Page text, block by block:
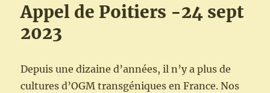
Appel de Poitiers -24 sept
2023
Depuis une dizaine d’années, il n’y a plus de
cultures d’OGM transgéniques en France. Nos